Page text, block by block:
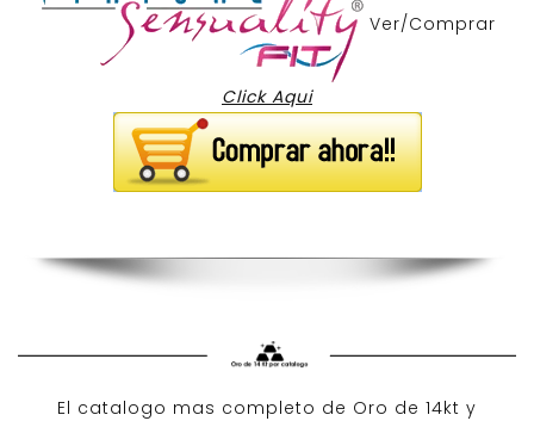
Ver/Comprar
Click Aqui
El catalogo mas completo de Oro de 14kt y